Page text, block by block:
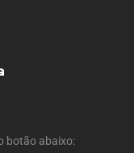
botão abaixo: